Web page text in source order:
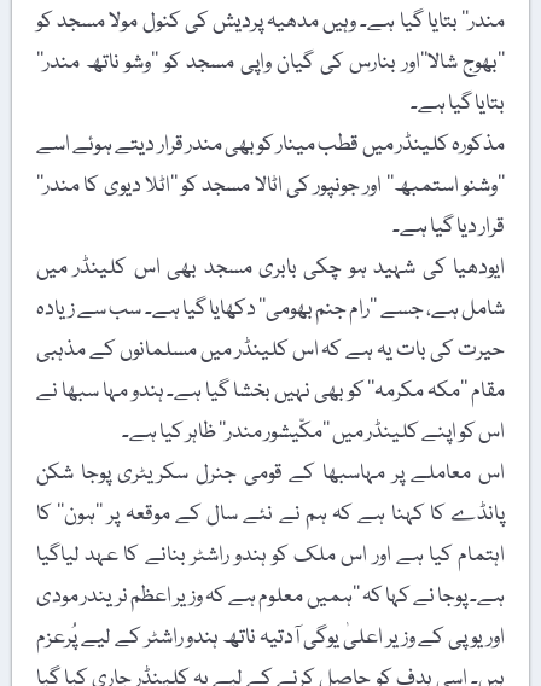
مندر‘‘ بتایا گیا ہے۔ وہیں مدھیہ پردیش کی کنول مولا مسجد کو
’’بھوج شالا‘‘اور بنارس کی گیان واپی مسجد کو ’’وشو ناتھ مندر‘‘
بتایا گیا ہے۔
مذکورہ کلینڈر میں قطب مینار کو بھی مندر قرار دیتے ہوئے اسے
’’وشنو استمبھ‘‘ اور جونپور کی اٹالا مسجد کو ’’اٹلا دیوی کا مندر‘‘
قرار دیا گیا ہے۔
ایودھیا کی شہید ہو چکی بابری مسجد بھی اس کلینڈر میں
شامل ہے، جسے ’’رام جنم بھومی‘‘ دکھایا گیا ہے۔ سب سے زیادہ
حیرت کی بات یہ ہے کہ اس کلینڈر میں مسلمانوں کے مذہبی
مقام ’’مکہ مکرمہ‘‘ کو بھی نہیں بخشا گیا ہے۔ ہندو مہا سبھا نے
اس کو اپنے کلینڈر میں ’’مکّیشور مندر‘‘ ظاہر کیا ہے۔
اس معاملے پر مہاسبھا کے قومی جنرل سکریٹری پوجا شکن
پانڈے کا کہنا ہے کہ ہم نے نئے سال کے موقعہ پر ’’ہون‘‘ کا
اہتمام کیا ہے اور اس ملک کو ہندو راشٹر بنانے کا عہد لیاگیا
ہے۔ پوجا نے کہا کہ ’’ہمیں معلوم ہے کہ وزیر اعظم نریندر مودی
اور یوپی کے وزیر اعلیٰ یوگی آدتیہ ناتھ ہندو راشٹر کے لیے پُرعزم